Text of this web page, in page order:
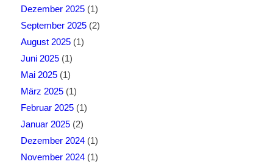
Dezember 2025(1)
September 2025(2)
August 2025(1)
Juni 2025(1)
Mai 2025(1)
März 2025(1)
Februar 2025(1)
Januar 2025(2)
Dezember 2024(1)
November 2024(1)